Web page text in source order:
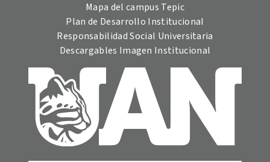
Mapa del campus Tepic
Plan de Desarrollo Institucional
Responsabilidad Social Universitaria
Descargables Imagen Institucional